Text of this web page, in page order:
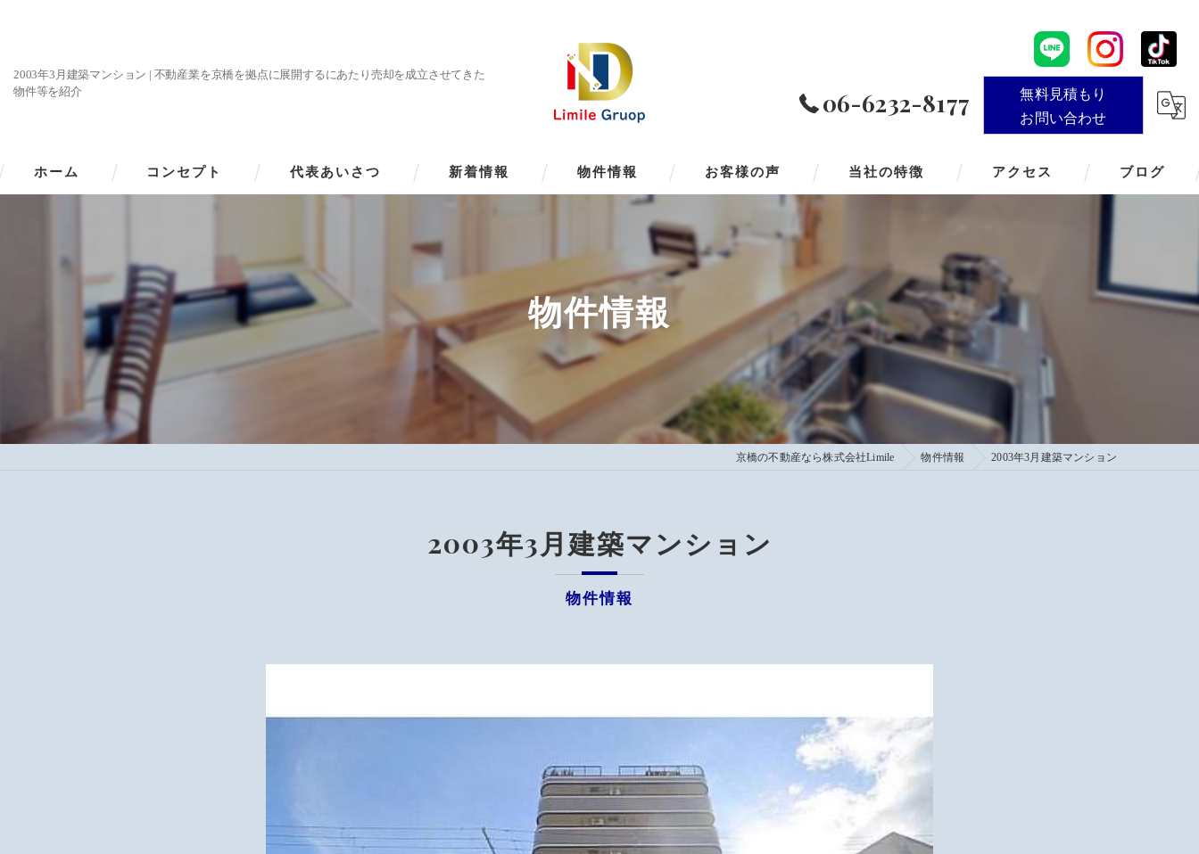
2003年3月建築マンション | 不動産業を京橋を拠点に展開するにあたり売却を成立させてきた
物件等を紹介
06-6232-8177
無料見積もり
お問い合わせ
ホーム コンセプト 代表あいさつ 新着情報 物件情報 お客様の声 当社の特徴
買取
仲介
査定
売却
アクセス ブログ
物件情報
京橋の不動産なら株式会社Limile 物件情報 2003年3月建築マンション
物件情報
2003年3月建築マンション